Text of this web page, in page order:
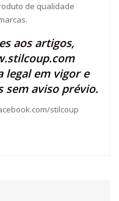
de qualidade
aos artigos,
legal em vigor e
sem aviso prévio.
stilcoup